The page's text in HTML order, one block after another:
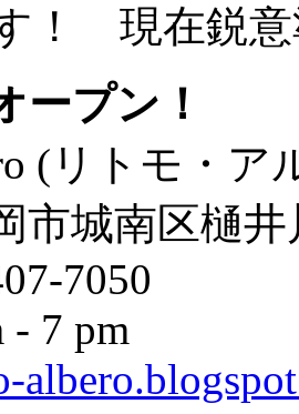
！ 現在鋭意
ープン！
(リトモ・ア
市城南区樋井
7050
- 7 pm